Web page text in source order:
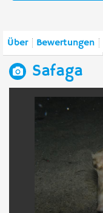
Über Bewertungen
Safaga